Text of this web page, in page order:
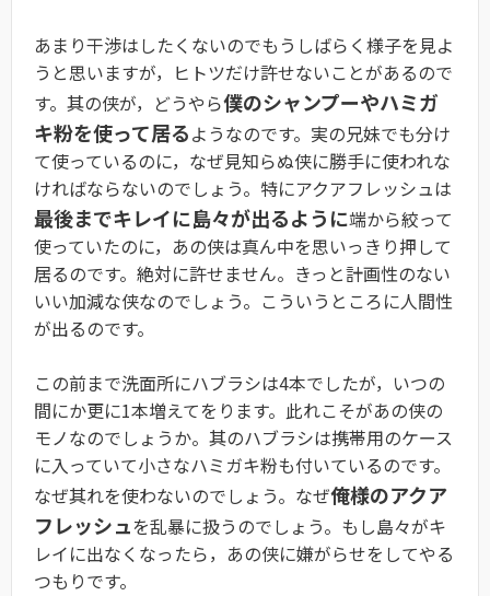
あまり干渉はしたくないのでもうしばらく様子を見よ
うと思いますが，ヒトツだけ許せないことがあるので
す。其の侠が，どうやら僕のシャンプーやハミガ
キ粉を使って居るようなのです。実の兄妹でも分け
て使っているのに，なぜ見知らぬ侠に勝手に使われな
ければならないのでしょう。特にアクアフレッシュは
最後までキレイに島々が出るように端から絞って
使っていたのに，あの侠は真ん中を思いっきり押して
居るのです。絶対に許せません。きっと計画性のない
いい加減な侠なのでしょう。こういうところに人間性
が出るのです。
この前まで洗面所にハブラシは4本でしたが，いつの
間にか更に1本増えてをります。此れこそがあの侠の
モノなのでしょうか。其のハブラシは携帯用のケース
に入っていて小さなハミガキ粉も付いているのです。
なぜ其れを使わないのでしょう。なぜ俺様のアクア
フレッシュを乱暴に扱うのでしょう。もし島々がキ
レイに出なくなったら，あの侠に嫌がらせをしてやる
つもりです。